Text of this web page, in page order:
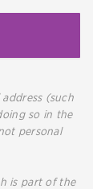
(such
so in the
personal
is part of the